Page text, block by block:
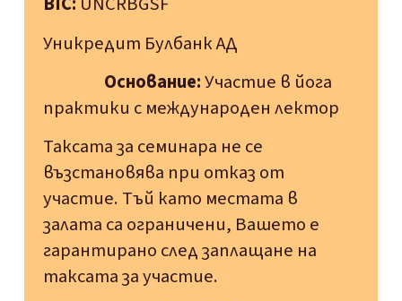
Уникредит Булбанк АД
Основание:Участие в йога
практики с международен лектор
Таксата за семинара не се
възстановява при отказ от
участие. Тъй като местата в
залата са ограничени, Вашето е
гарантирано след заплащане на
таксата за участие.